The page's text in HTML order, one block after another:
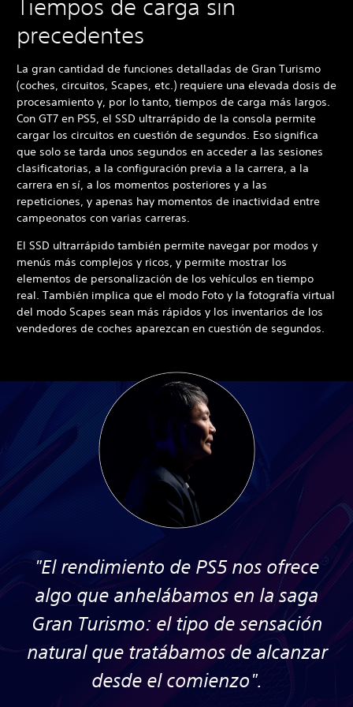
Tiempos de carga sin
precedentes
La gran cantidad de funciones detalladas de Gran Turismo
(coches, circuitos, Scapes, etc.) requiere una elevada dosis de
procesamiento y, por lo tanto, tiempos de carga más largos.
Con GT7 en PS5, el SSD ultrarrápido de la consola permite
cargar los circuitos en cuestión de segundos. Eso significa
que solo se tarda unos segundos en acceder a las sesiones
clasificatorias, a la configuración previa a la carrera, a la
carrera en sí, a los momentos posteriores y a las
repeticiones, y apenas hay momentos de inactividad entre
campeonatos con varias carreras.
El SSD ultrarrápido también permite navegar por modos y
menús más complejos y ricos, y permite mostrar los
elementos de personalización de los vehículos en tiempo
real. También implica que el modo Foto y la fotografía virtual
del modo Scapes sean más rápidos y los inventarios de los
vendedores de coches aparezcan en cuestión de segundos.
"El rendimiento de PS5 nos ofrece
algo que anhelábamos en la saga
Gran Turismo: el tipo de sensación
natural que tratábamos de alcanzar
desde el comienzo".